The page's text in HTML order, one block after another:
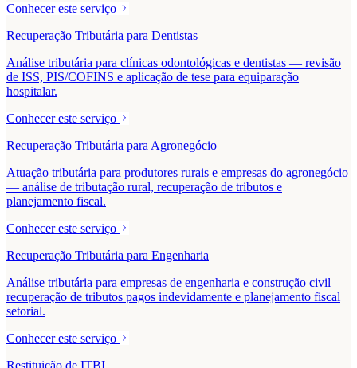
Conhecer este serviço
Recuperação Tributária para Dentistas
Análise tributária para clínicas odontológicas e dentistas — revisão
de ISS, PIS/COFINS e aplicação de tese para equiparação
hospitalar.
Conhecer este serviço
Recuperação Tributária para Agronegócio
Atuação tributária para produtores rurais e empresas do agronegócio
— análise de tributação rural, recuperação de tributos e
planejamento fiscal.
Conhecer este serviço
Recuperação Tributária para Engenharia
Análise tributária para empresas de engenharia e construção civil —
recuperação de tributos pagos indevidamente e planejamento fiscal
setorial.
Conhecer este serviço
Restituição de ITBI